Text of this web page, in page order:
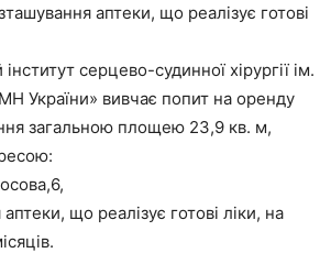
аптеки, що реалізує готові
серцево-судинної хірургії ім.
України» вивчає попит на оренду
загальною площею 23,9 кв. м,
що реалізує готові ліки, на